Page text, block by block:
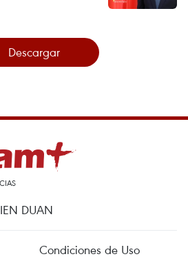
Descargar
DUAN
Condiciones de Uso